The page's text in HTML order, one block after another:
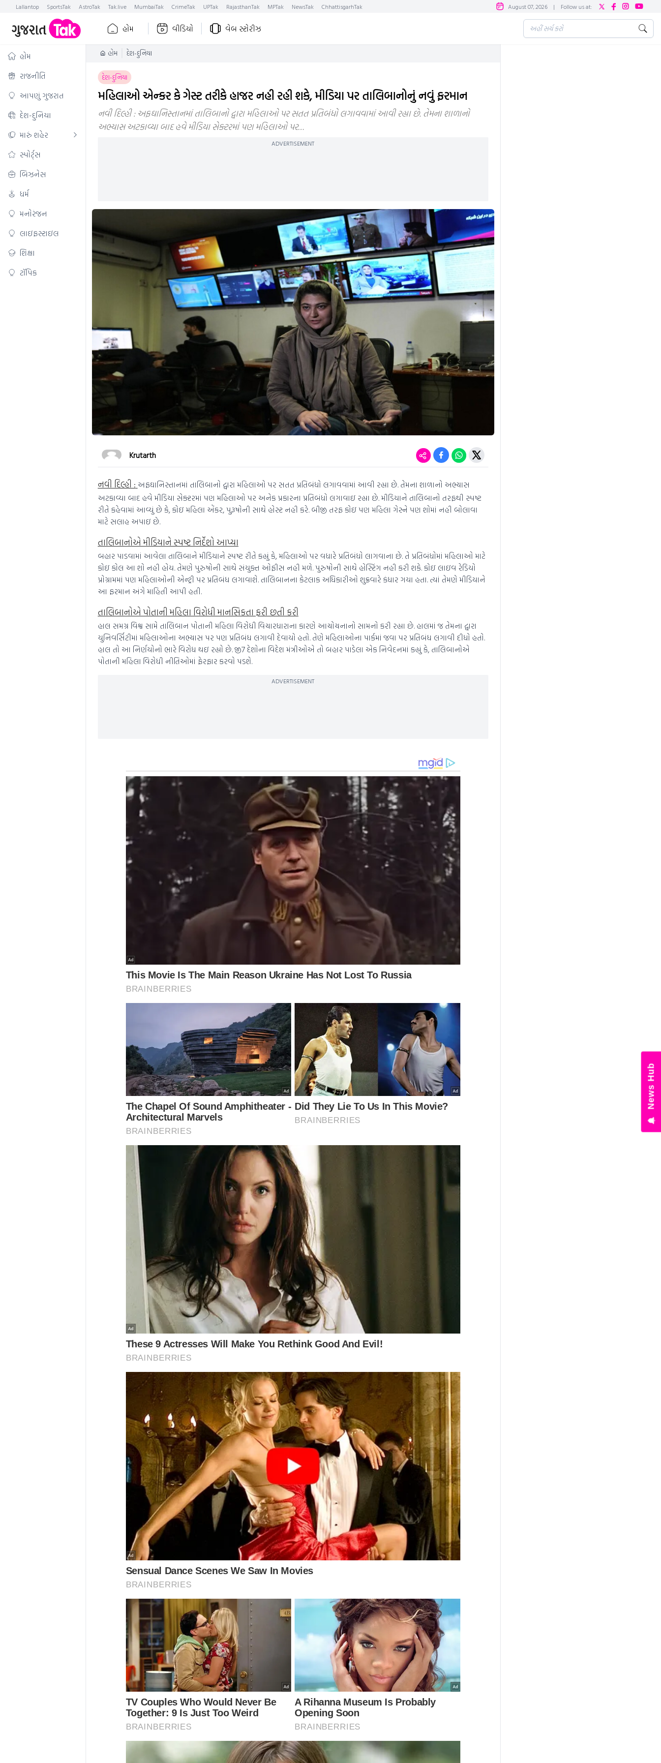
Lallantop SportsTak AstroTak Tak.live MumbaiTak CrimeTak UPTak RajasthanTak MPTak NewsTak ChhattisgarhTak August 07, 2026 | Follow us at:
હોમ વીડિયો વેબ સ્ટોરીઝ
હોમ
રાજનીતિ
આપણું ગુજરાત
દેશ-દુનિયા
મારું શહેર
સ્પોર્ટ્સ
બિઝનેસ
ધર્મ
મનોરંજન
લાઇફસ્ટાઇલ
શિક્ષા
ટૉપિક
હોમ દેશ-દુનિયા
દેશ-દુનિયા
મહિલાઓ એન્કર કે ગેસ્ટ તરીકે હાજર નહી રહી શકે, મીડિયા પર તાલિબાનોનું નવું ફરમાન
નવી દિલ્હી : અફઘાનિસ્તાનમાં તાલિબાનો દ્વારા મહિલાઓ પર સતત પ્રતિબંધો લગાવવામાં આવી રહ્યા છે. તેમના શાળાનો
અભ્યાસ અટકાવ્યા બાદ હવે મીડિયા સેક્ટરમાં પણ મહિલાઓ પર…
ADVERTISEMENT
Krutarth
નવી દિલ્હી : અફઘાનિસ્તાનમાં તાલિબાનો દ્વારા મહિલાઓ પર સતત પ્રતિબંધો લગાવવામાં આવી રહ્યા છે. તેમના શાળાનો અભ્યાસ
અટકાવ્યા બાદ હવે મીડિયા સેક્ટરમાં પણ મહિલાઓ પર અનેક પ્રકારના પ્રતિબંધો લગાવાઇ રહ્યા છે. મીડિયાને તાલિબાનો તરફથી સ્પષ્ટ
રીતે કહેવામાં આવ્યું છે કે, કોઇ મહિલા એંકર, પુરૂષોની સાથે હોસ્ટ નહી કરે. બીજી તરફ કોઇ પણ મહિલા ગેસ્ને પણ શોમાં નહી બોલાવા
માટે સલાહ અપાઇ છે.
તાલિબાનોએ મીડિયાને સ્પષ્ટ નિર્દેશો આપ્યા
બહાર પાડવામાં આવેલા તાલિબાને મીડિયાને સ્પષ્ટ રીતે કહ્યું કે, મહિલાઓ પર વધારે પ્રતિબંધો લાગવાના છે. તે પ્રતિબંધોમાં મહિલાઓ માટે
કોઇ કોલ આ શો નહી હોય. તેમણે પુરુષોની સાથે સંયુક્ત ઓફીસ નહી મળે. પુરુષોની સાથે હોસ્ટિંગ નહી કરી શકે. કોઇ લાઇવ રેડિયો
પ્રોગ્રામમાં પણ મહિલાઓની એન્ટ્રી પર પ્રતિબંધ લગાવાશે. તાલિબાનના કેટલાક અધિકારીઓ શુક્રવારે કંધાર ગયા હતા. ત્યાં તેમણે મીડિયાને
આ ફરમાન અંગે માહિતી આપી હતી.
તાલિબાનોએ પોતાની મહિલા વિરોધી માનસિકતા ફરી છતી કરી
હાલ સમગ્ર વિશ્વ સામે તાલિબાન પોતાની મહિલા વિરોધી વિચારધારાના કારણે આચોચનાનો સામનો કરી રહ્યા છે. હાલમાં જ તેમના દ્વારા
યુનિવર્સિટીમાં મહિલાઓના અભ્યાસ પર પણ પ્રતિબંધ લગાવી દેવાયો હતો. તેણે મહિલાઓના પાર્કમાં જવા પર પ્રતિબંધ લગાવી દીધો હતો.
હાલ તો આ નિર્ણયોનો ભારે વિરોધ થઇ રહ્યો છે. જી7 દેશોના વિદેશ મંત્રીઓએ તો બહાર પાડેલા એક નિવેદનમાં કહ્યું કે, તાલિબાનોએ
પોતાની મહિલા વિરોધી નીતિઓમાં ફેરફાર કરવો પડશે.
ADVERTISEMENT